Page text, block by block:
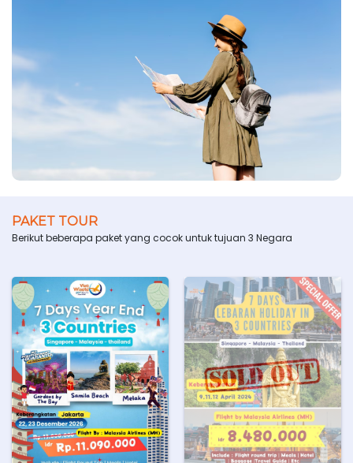
PAKET TOUR
Berikut beberapa paket yang cocok untuk tujuan 3 Negara